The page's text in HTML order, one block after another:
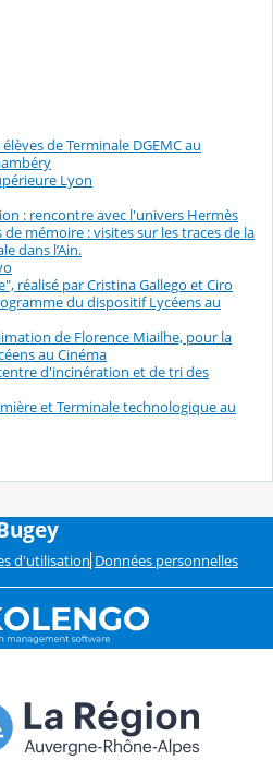
de Terminale DGEMC au
Lyon
: rencontre avec l'univers Hermès
mémoire : visites sur les traces de la
dans l’Ain.
réalisé par Cristina Gallego et Ciro
du dispositif Lycéens au
de Florence Miailhe, pour la
au Cinéma
d'incinération et de tri des
et Terminale technologique au
d'utilisation Données personnelles